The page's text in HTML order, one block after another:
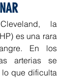
la
es una rara
En los
arterias se
lo que dificulta